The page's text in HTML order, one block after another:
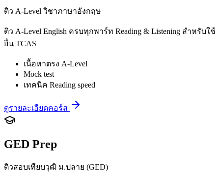
ติว A-Level วิชาภาษาอังกฤษ
ติว A-Level English ครบทุกพาร์ท Reading & Listening สำหรับใช้
ยื่น TCAS
เนื้อหาตรง A-Level
Mock test
เทคนิค Reading speed
ดูรายละเอียดคอร์ส
GED Prep
ติวสอบเทียบวุฒิ ม.ปลาย (GED)